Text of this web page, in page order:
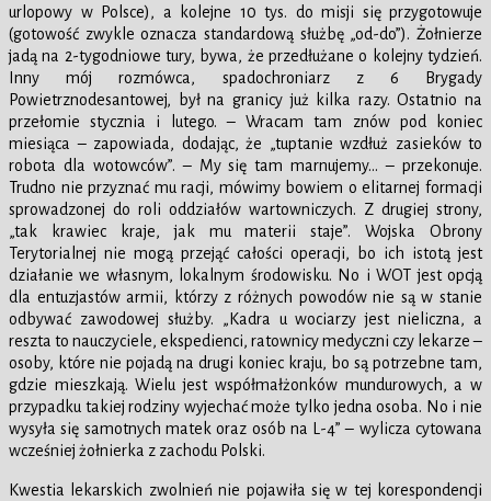
urlopowy w Polsce), a kolejne 10 tys. do misji się przygotowuje
(gotowość zwykle oznacza standardową służbę „od-do”). Żołnierze
jadą na 2-tygodniowe tury, bywa, że przedłużane o kolejny tydzień.
Inny mój rozmówca, spadochroniarz z 6 Brygady
Powietrznodesantowej, był na granicy już kilka razy. Ostatnio na
przełomie stycznia i lutego. – Wracam tam znów pod koniec
miesiąca – zapowiada, dodając, że „tuptanie wzdłuż zasieków to
robota dla wotowców”. – My się tam marnujemy… – przekonuje.
Trudno nie przyznać mu racji, mówimy bowiem o elitarnej formacji
sprowadzonej do roli oddziałów wartowniczych. Z drugiej strony,
„tak krawiec kraje, jak mu materii staje”. Wojska Obrony
Terytorialnej nie mogą przejąć całości operacji, bo ich istotą jest
działanie we własnym, lokalnym środowisku. No i WOT jest opcją
dla entuzjastów armii, którzy z różnych powodów nie są w stanie
odbywać zawodowej służby. „Kadra u wociarzy jest nieliczna, a
reszta to nauczyciele, ekspedienci, ratownicy medyczni czy lekarze –
osoby, które nie pojadą na drugi koniec kraju, bo są potrzebne tam,
gdzie mieszkają. Wielu jest współmałżonków mundurowych, a w
przypadku takiej rodziny wyjechać może tylko jedna osoba. No i nie
wysyła się samotnych matek oraz osób na L-4” – wylicza cytowana
wcześniej żołnierka z zachodu Polski.
Kwestia lekarskich zwolnień nie pojawiła się w tej korespondencji